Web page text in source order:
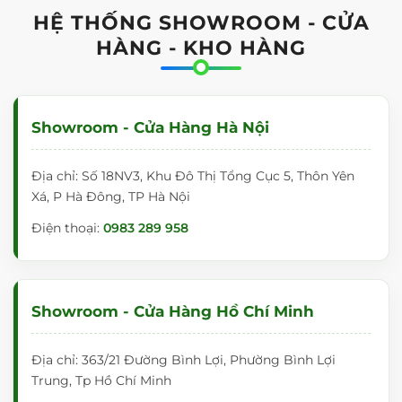
trượt khi viết bảng. Chúng ta dễ xóa sạch
vết mực sau khi viết. Ngoài ra, mặt bảng
có dòng kẻ mờ 5x5cm giúp nét chữ luôn
Bảng có thể thay đổi chiều cao tùy ý
Tính năng đặc biệt củabảng lật 2
mặtNanotech là có thể điều chỉnh độ cao tùy
ý, vừa với tầm viết của người dùng. Thiết kế
nâng lên hạ xuống dễ dàng giúp người dùng
không phải cúi khom lưng hay vươn cao.
Bảng lật xoay 360 độ, di chuyển dễ
Bảng di động 2 mặtđược thiết kế chốt
xoay 360° giúp lật bảng dễ dàng. Với 2
HỆ THỐNG SHOWROOM - CỬA
HÀNG - KHO HÀNG
Showroom - Cửa Hàng Hà Nội
Địa chỉ: Số 18NV3, Khu Đô Thị Tổng Cục 5, Thôn Yên
Xá, P Hà Đông, TP Hà Nội
Điện thoại: 0983 289 958
Showroom - Cửa Hàng Hồ Chí Minh
Địa chỉ: 363/21 Đường Bình Lợi, Phường Bình Lợi
Trung, Tp Hồ Chí Minh